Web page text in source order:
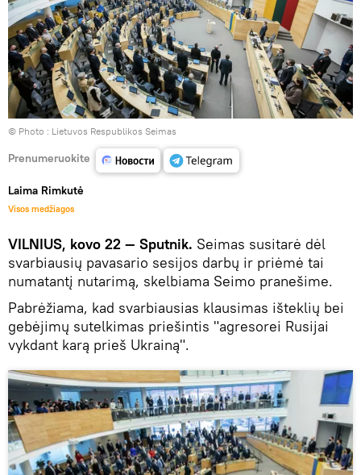
© Photo : Lietuvos Respublikos Seimas
Prenumeruokite
Laima Rimkutė
Visos medžiagos
VILNIUS, kovo 22 — Sputnik. Seimas susitarė dėl
svarbiausių pavasario sesijos darbų ir priėmė tai
numatantį nutarimą, skelbiama Seimo pranešime.
Pabrėžiama, kad svarbiausias klausimas išteklių bei
gebėjimų sutelkimas priešintis "agresorei Rusijai
vykdant karą prieš Ukrainą".